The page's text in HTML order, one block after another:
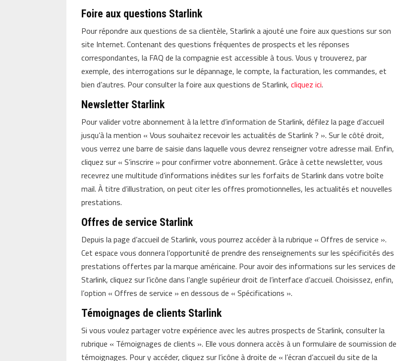
Foire aux questions Starlink
Pour répondre aux questions de sa clientèle, Starlink a ajouté une foire aux questions sur son
site Internet. Contenant des questions fréquentes de prospects et les réponses
correspondantes, la FAQ de la compagnie est accessible à tous. Vous y trouverez, par
exemple, des interrogations sur le dépannage, le compte, la facturation, les commandes, et
bien d’autres. Pour consulter la foire aux questions de Starlink,cliquez ici.
Newsletter Starlink
Pour valider votre abonnement à la lettre d’information de Starlink, défilez la page d’accueil
jusqu’à la mention « Vous souhaitez recevoir les actualités de Starlink ? ». Sur le côté droit,
vous verrez une barre de saisie dans laquelle vous devrez renseigner votre adresse mail. Enfin,
cliquez sur « S’inscrire » pour confirmer votre abonnement. Grâce à cette newsletter, vous
recevrez une multitude d’informations inédites sur les forfaits de Starlink dans votre boîte
mail. À titre d’illustration, on peut citer les offres promotionnelles, les actualités et nouvelles
prestations.
Offres de service Starlink
Depuis la page d’accueil de Starlink, vous pourrez accéder à la rubrique « Offres de service ».
Cet espace vous donnera l’opportunité de prendre des renseignements sur les spécificités des
prestations offertes par la marque américaine. Pour avoir des informations sur les services de
Starlink, cliquez sur l’icône dans l’angle supérieur droit de l’interface d’accueil. Choisissez, enfin,
l’option « Offres de service » en dessous de « Spécifications ».
Témoignages de clients Starlink
Si vous voulez partager votre expérience avec les autres prospects de Starlink, consulter la
rubrique « Témoignages de clients ». Elle vous donnera accès à un formulaire de soumission de
témoignages. Pour y accéder, cliquez sur l’icône à droite de « l’écran d’accueil du site de la